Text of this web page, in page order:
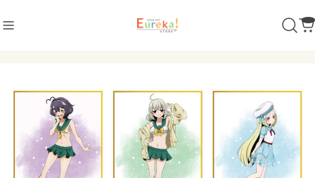
商品カテゴリ
ダンガンロンパ シリーズ
POP UP SHOP 2022
POP UP SHOP 2024
超高校級 イラスト ver.